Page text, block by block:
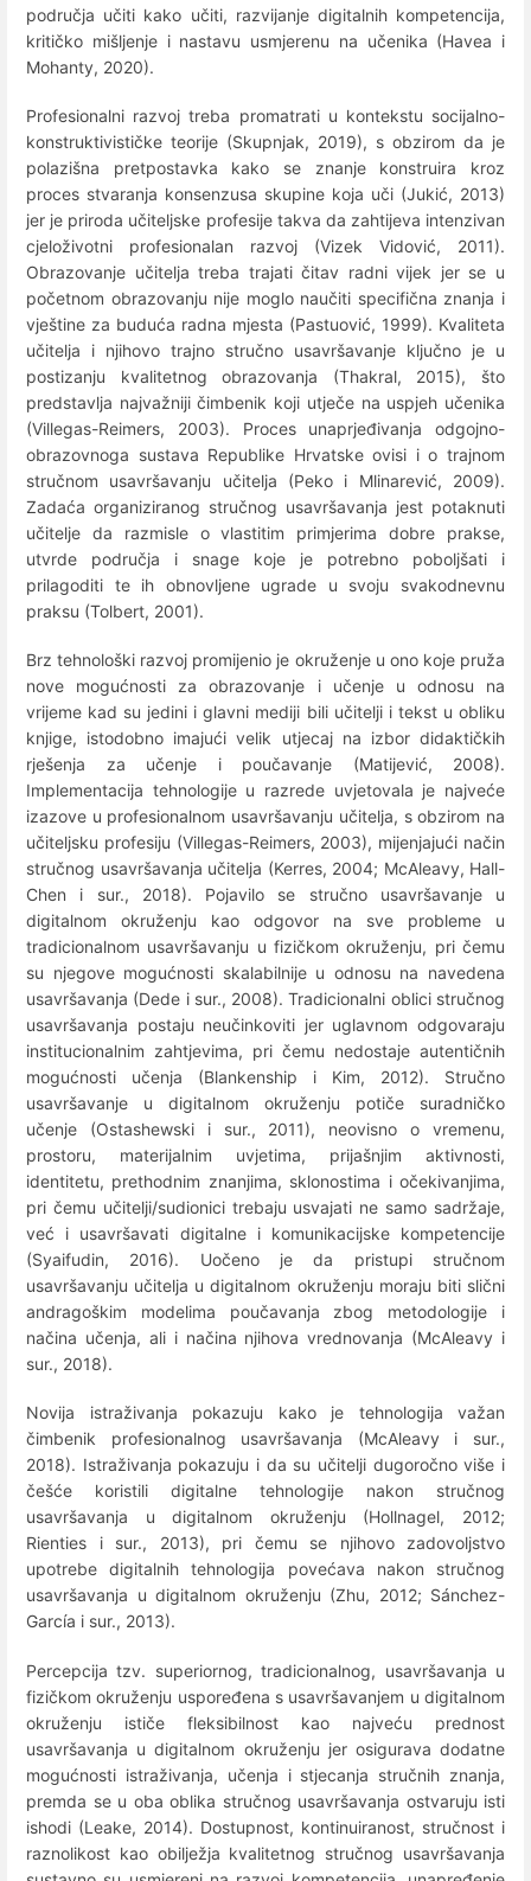
područja učiti kako učiti, razvijanje digitalnih kompetencija,
kritičko mišljenje i nastavu usmjerenu na učenika (Havea i
Mohanty, 2020).
Profesionalni razvoj treba promatrati u kontekstu socijalno-
konstruktivističke teorije (Skupnjak, 2019), s obzirom da je
polazišna pretpostavka kako se znanje konstruira kroz
proces stvaranja konsenzusa skupine koja uči (Jukić, 2013)
jer je priroda učiteljske profesije takva da zahtijeva intenzivan
cjeloživotni profesionalan razvoj (Vizek Vidović, 2011).
Obrazovanje učitelja treba trajati čitav radni vijek jer se u
početnom obrazovanju nije moglo naučiti specifična znanja i
vještine za buduća radna mjesta (Pastuović, 1999). Kvaliteta
učitelja i njihovo trajno stručno usavršavanje ključno je u
postizanju kvalitetnog obrazovanja (Thakral, 2015), što
predstavlja najvažniji čimbenik koji utječe na uspjeh učenika
(Villegas-Reimers, 2003). Proces unaprjeđivanja odgojno-
obrazovnoga sustava Republike Hrvatske ovisi i o trajnom
stručnom usavršavanju učitelja (Peko i Mlinarević, 2009).
Zadaća organiziranog stručnog usavršavanja jest potaknuti
učitelje da razmisle o vlastitim primjerima dobre prakse,
utvrde područja i snage koje je potrebno poboljšati i
prilagoditi te ih obnovljene ugrade u svoju svakodnevnu
praksu (Tolbert, 2001).
Brz tehnološki razvoj promijenio je okruženje u ono koje pruža
nove mogućnosti za obrazovanje i učenje u odnosu na
vrijeme kad su jedini i glavni mediji bili učitelji i tekst u obliku
knjige, istodobno imajući velik utjecaj na izbor didaktičkih
rješenja za učenje i poučavanje (Matijević, 2008).
Implementacija tehnologije u razrede uvjetovala je najveće
izazove u profesionalnom usavršavanju učitelja, s obzirom na
učiteljsku profesiju (Villegas-Reimers, 2003), mijenjajući način
stručnog usavršavanja učitelja (Kerres, 2004; McAleavy, Hall-
Chen i sur., 2018). Pojavilo se stručno usavršavanje u
digitalnom okruženju kao odgovor na sve probleme u
tradicionalnom usavršavanju u fizičkom okruženju, pri čemu
su njegove mogućnosti skalabilnije u odnosu na navedena
usavršavanja (Dede i sur., 2008). Tradicionalni oblici stručnog
usavršavanja postaju neučinkoviti jer uglavnom odgovaraju
institucionalnim zahtjevima, pri čemu nedostaje autentičnih
mogućnosti učenja (Blankenship i Kim, 2012). Stručno
usavršavanje u digitalnom okruženju potiče suradničko
učenje (Ostashewski i sur., 2011), neovisno o vremenu,
prostoru, materijalnim uvjetima, prijašnjim aktivnosti,
identitetu, prethodnim znanjima, sklonostima i očekivanjima,
pri čemu učitelji/sudionici trebaju usvajati ne samo sadržaje,
već i usavršavati digitalne i komunikacijske kompetencije
(Syaifudin, 2016). Uočeno je da pristupi stručnom
usavršavanju učitelja u digitalnom okruženju moraju biti slični
andragoškim modelima poučavanja zbog metodologije i
načina učenja, ali i načina njihova vrednovanja (McAleavy i
sur., 2018).
Novija istraživanja pokazuju kako je tehnologija važan
čimbenik profesionalnog usavršavanja (McAleavy i sur.,
2018). Istraživanja pokazuju i da su učitelji dugoročno više i
češće koristili digitalne tehnologije nakon stručnog
usavršavanja u digitalnom okruženju (Hollnagel, 2012;
Rienties i sur., 2013), pri čemu se njihovo zadovoljstvo
upotrebe digitalnih tehnologija povećava nakon stručnog
usavršavanja u digitalnom okruženju (Zhu, 2012; Sánchez-
García i sur., 2013).
Percepcija tzv. superiornog, tradicionalnog, usavršavanja u
fizičkom okruženju uspoređena s usavršavanjem u digitalnom
okruženju ističe fleksibilnost kao najveću prednost
usavršavanja u digitalnom okruženju jer osigurava dodatne
mogućnosti istraživanja, učenja i stjecanja stručnih znanja,
premda se u oba oblika stručnog usavršavanja ostvaruju isti
ishodi (Leake, 2014). Dostupnost, kontinuiranost, stručnost i
raznolikost kao obilježja kvalitetnog stručnog usavršavanja